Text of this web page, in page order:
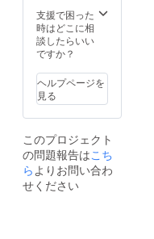
くださ
い。
（口数
分必ず
を掲載
しなけ
ればな
らない
ことで
はござ
いませ
ん。1名
分のお
支援で困った
時はどこに相
談したらいい
ですか？
ヘルプページを
見る
このプロジェクト
の問題報告はこち
らよりお問い合わ
せください